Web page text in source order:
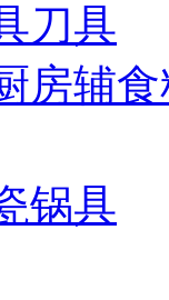
刀具
房辅
锅具